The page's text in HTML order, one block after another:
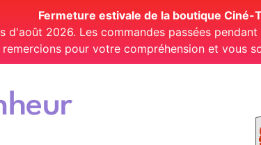
Fermeture estivale de la boutique Ciné-
d'août 2026. Les commandes passées
remercions pour votre compréhension et vous